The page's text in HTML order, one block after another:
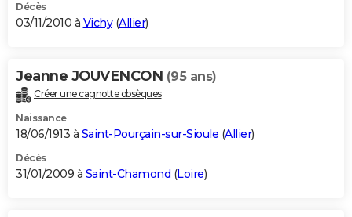
Décès
03/11/2010 à Vichy(Allier)
Jeanne JOUVENCON (95 ans)
Créer une cagnotte obsèques
Naissance
18/06/1913 à Saint-Pourçain-sur-Sioule (Allier)
Décès
31/01/2009 à Saint-Chamond (Loire)